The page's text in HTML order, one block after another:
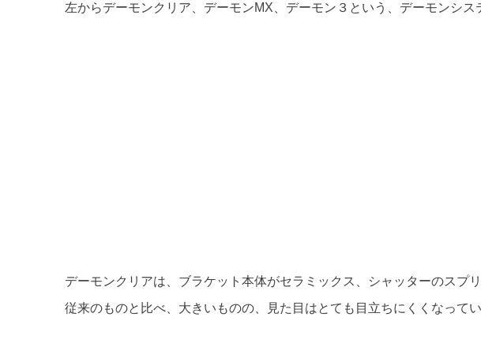
左からデーモンクリア、デーモンMX、デーモン３という、デーモンシス
デーモンクリアは、ブラケット本体がセラミックス、シャッターのスプ
従来のものと比べ、大きいものの、見た目はとても目立ちにくくなってい